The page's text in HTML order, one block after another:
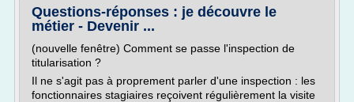
Questions-réponses : je découvre le
métier - Devenir ...
(nouvelle fenêtre) Comment se passe l'inspection de
titularisation ?
Il ne s'agit pas à proprement parler d'une inspection : les
fonctionnaires stagiaires reçoivent régulièrement la visite